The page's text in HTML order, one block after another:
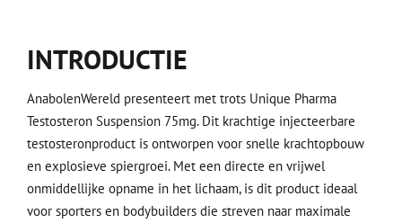
INTRODUCTIE
AnabolenWereld presenteert met trots Unique Pharma
Testosteron Suspension 75mg. Dit krachtige injecteerbare
testosteronproduct is ontworpen voor snelle krachtopbouw
en explosieve spiergroei. Met een directe en vrijwel
onmiddellijke opname in het lichaam, is dit product ideaal
voor sporters en bodybuilders die streven naar maximale